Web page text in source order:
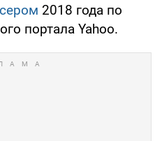
2018 года по
портала Yahoo.